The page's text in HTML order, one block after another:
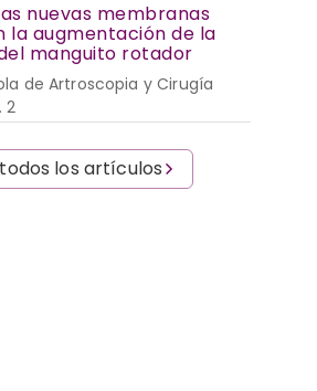
nuevas membranas
la augmentación de la
manguito rotador
de Artroscopia y Cirugía
2
los artículos